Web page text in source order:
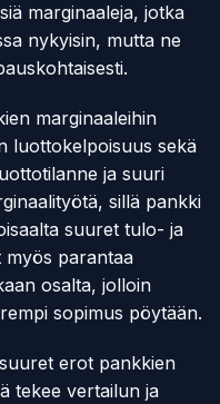
marginaaleja, jotka
nykyisin, mutta ne
marginaaleihin
luottokelpoisuus sekä
ja suuri
sillä pankki
suuret tulo- ja
myös parantaa
osalta, jolloin
sopimus pöytään.
erot pankkien
tekee vertailun ja